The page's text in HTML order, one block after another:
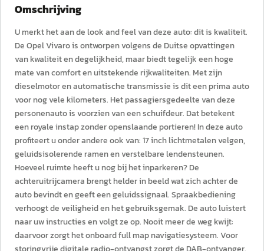
Omschrijving
U merkt het aan de look and feel van deze auto: dit is kwaliteit.
De Opel Vivaro is ontworpen volgens de Duitse opvattingen
van kwaliteit en degelijkheid, maar biedt tegelijk een hoge
mate van comfort en uitstekende rijkwaliteiten. Met zijn
dieselmotor en automatische transmissie is dit een prima auto
voor nog vele kilometers. Het passagiersgedeelte van deze
personenauto is voorzien van een schuifdeur. Dat betekent
een royale instap zonder openslaande portieren! In deze auto
profiteert u onder andere ook van: 17 inch lichtmetalen velgen,
geluidsisolerende ramen en verstelbare lendensteunen.
Hoeveel ruimte heeft u nog bij het inparkeren? De
achteruitrijcamera brengt helder in beeld wat zich achter de
auto bevindt en geeft een geluidssignaal. Spraakbediening
verhoogt de veiligheid en het gebruiksgemak. De auto luistert
naar uw instructies en volgt ze op. Nooit meer de weg kwijt:
daarvoor zorgt het onboard full map navigatiesysteem. Voor